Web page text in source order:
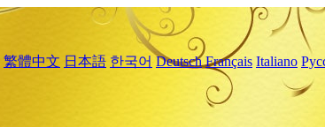
繁體中文 日本語 한국어 Deutsch Français Italiano